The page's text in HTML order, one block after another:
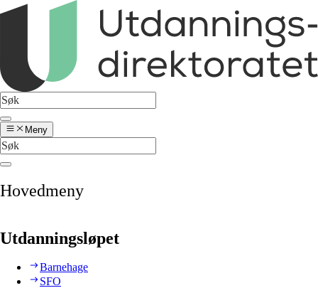
Meny
Hovedmeny
Utdanningsløpet
Barnehage
SFO